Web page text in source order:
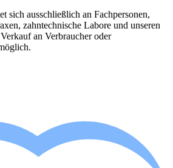
sich ausschließlich an Fachpersonen,
zahntechnische Labore und unseren
an Verbraucher oder